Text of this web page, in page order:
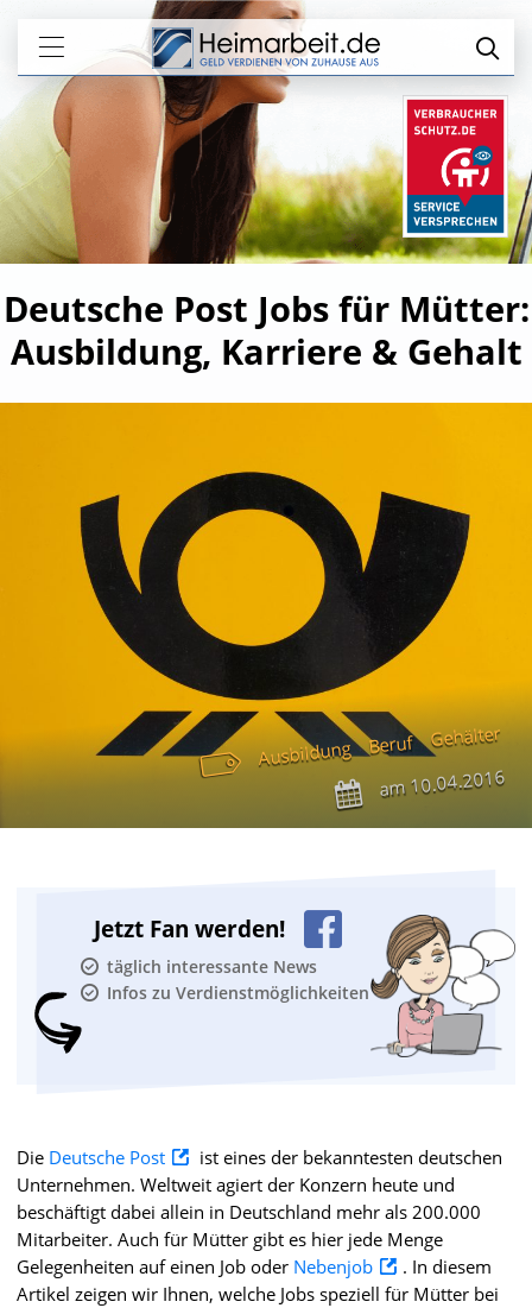
Deutsche Post Jobs für Mütter:
Ausbildung, Karriere & Gehalt
Ausbildung Beruf Gehälter
am10.04.2016
Jetzt Fan werden!
täglich interessante News
Infos zu Verdienstmöglichkeiten
Die Deutsche Post
ist eines der bekanntesten deutschen
Unternehmen. Weltweit agiert der Konzern heute und
beschäftigt dabei allein in Deutschland mehr als 200.000
Mitarbeiter. Auch für Mütter gibt es hier jede Menge
Gelegenheiten auf einen Job oder Nebenjob
. In diesem
Artikel zeigen wir Ihnen, welche Jobs speziell für Mütter bei